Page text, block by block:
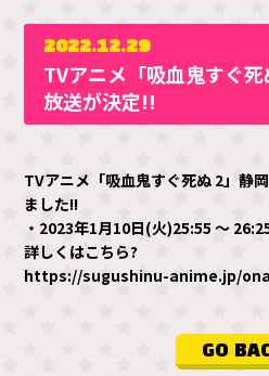
2022.12.29
TVアニメ「吸血鬼すぐ
放送が決定!!
TVアニメ「吸血鬼すぐ死ぬ 2」静
ました!!
・2023年1月10日(火)25:55 ～
詳しくはこちら?
https://sugushinu-anime.jp/
GO